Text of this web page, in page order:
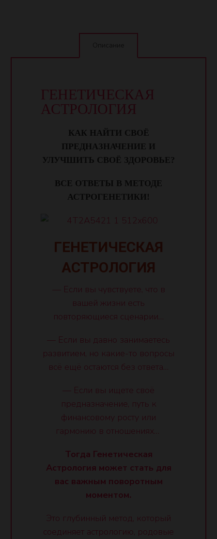
ГЕНЕТИЧЕСКАЯ
АСТРОЛОГИЯ
КАК НАЙТИ СВОЁ
ПРЕДНАЗНАЧЕНИЕ И
УЛУЧШИТЬ СВОЁ ЗДОРОВЬЕ?
ВСЕ ОТВЕТЫ В МЕТОДЕ
АСТРОГЕНЕТИКИ!
ГЕНЕТИЧЕСКАЯ
АСТРОЛОГИЯ
— Если вы чувствуете, что в
вашей жизни есть
повторяющиеся сценарии…
— Если вы давно занимаетесь
развитием, но какие-то вопросы
всё ещё остаются без ответа…
— Если вы ищете своё
предназначение, путь к
финансовому росту или
гармонию в отношениях…
Тогда Генетическая
Астрология может стать для
вас важным поворотным
моментом.
Это глубинный метод, который
соединяет астрологию, родовые